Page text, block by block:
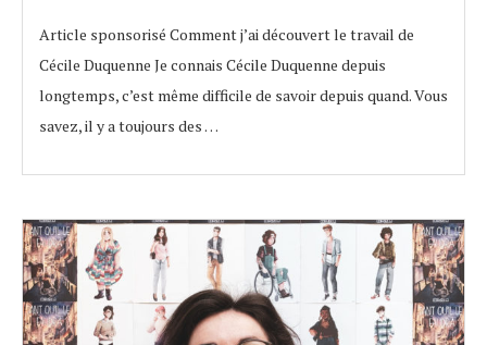
Article sponsorisé Comment j’ai découvert le travail de
Cécile Duquenne Je connais Cécile Duquenne depuis
longtemps, c’est même difficile de savoir depuis quand. Vous
savez, il y a toujours des …